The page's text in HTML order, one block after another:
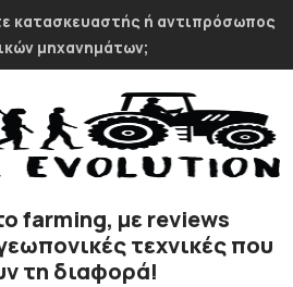
κατασκευαστής ή αντιπρόσωπος
μηχανημάτων;
farming, με reviews
τεχνικές που
τη διαφορά!